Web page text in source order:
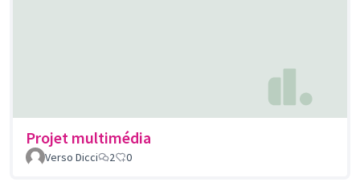
Projet multimédia
Verso Dicci 2 0